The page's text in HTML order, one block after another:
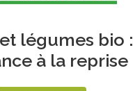
légumes bio :
à la reprise